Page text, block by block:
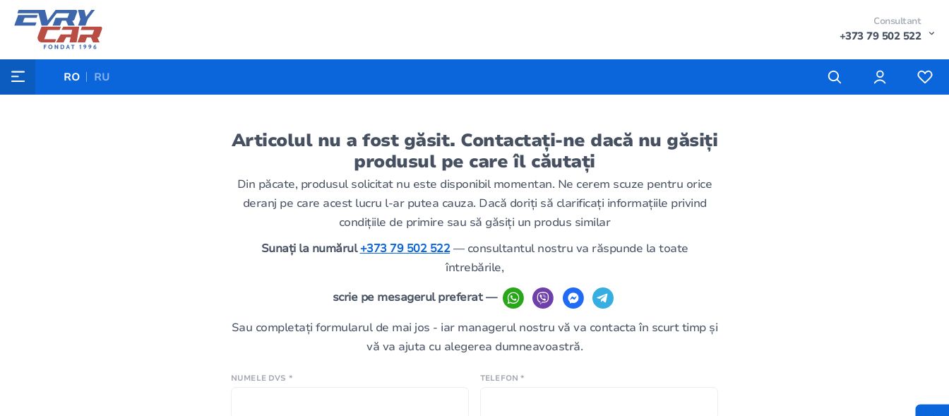
Consultant
+373 79 502 522
RO RU
Articolul nu a fost găsit. Contactați-ne dacă nu găsiți
produsul pe care îl căutați
Din păcate, produsul solicitat nu este disponibil momentan. Ne cerem scuze pentru orice
deranj pe care acest lucru l-ar putea cauza. Dacă doriți să clarificați informațiile privind
condițiile de primire sau să găsiți un produs similar
Sunați la numărul+373 79 502 522— consultantul nostru va răspunde la toate
întrebările,
scrie pe mesagerul preferat —
Sau completați formularul de mai jos - iar managerul nostru vă va contacta în scurt timp și
vă va ajuta cu alegerea dumneavoastră.
NUMELE DVS * TELEFON *